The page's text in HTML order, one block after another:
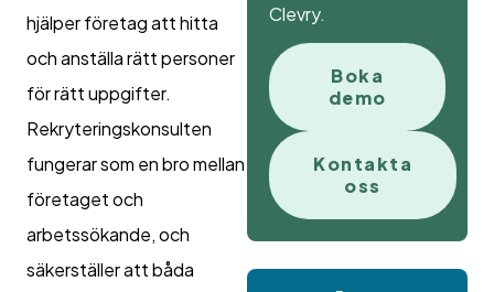
hjälper företag att hitta
och anställa rätt personer
för rätt uppgifter.
Rekryteringskonsulten
fungerar som en bro mellan
företaget och
arbetssökande, och
säkerställer att båda
Clevry.
Boka
demo
Kontakta
oss